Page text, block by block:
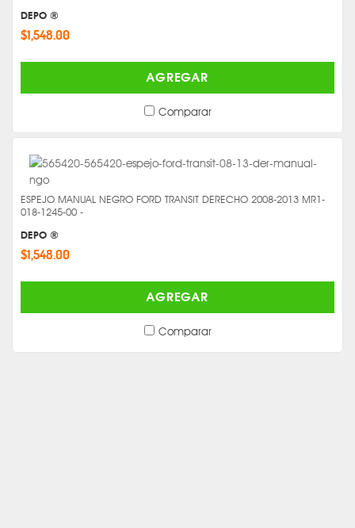
DEPO ®
$1,548.00
AGREGAR
Comparar
ESPEJO MANUAL NEGRO FORD TRANSIT DERECHO 2008-2013 MR1-
018-1245-00 -
DEPO ®
$1,548.00
AGREGAR
Comparar